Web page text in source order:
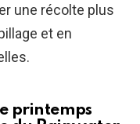
une récolte plus
et en
printemps